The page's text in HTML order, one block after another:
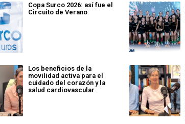
Copa Surco 2026: así fue el
Circuito de Verano
Los beneficios de la
movilidad activa para el
cuidado del corazón y la
salud cardiovascular